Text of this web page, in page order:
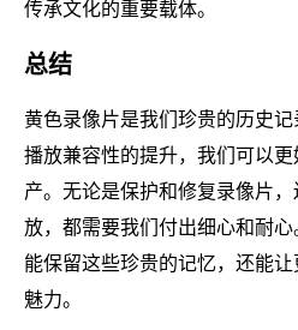
传承文化的重要载体。
总结
黄色录像片是我们珍贵的历史
播放兼容性的提升，我们可以
产。无论是保护和修复录像片
放，都需要我们付出细心和耐
能保留这些珍贵的记忆，还能
魅力。